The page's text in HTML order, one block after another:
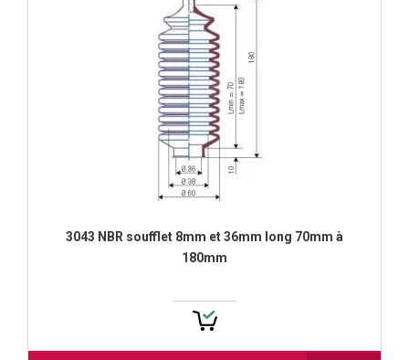
3043 NBR soufflet 8mm et 36mm long 70mm à
180mm